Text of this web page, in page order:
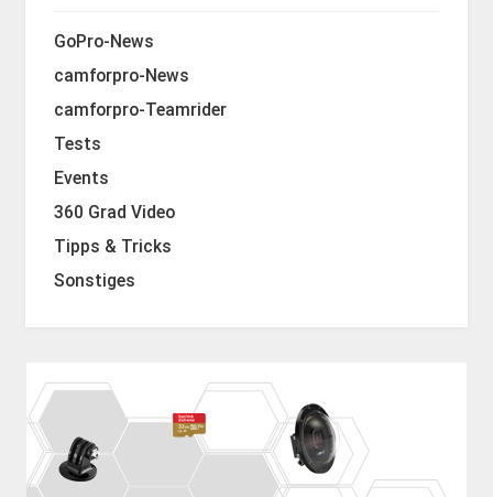
GoPro-News
camforpro-News
camforpro-Teamrider
Tests
Events
360 Grad Video
Tipps & Tricks
Sonstiges